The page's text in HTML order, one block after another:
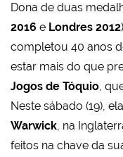
Dona de duas
2016 e Londres 2012
completou 40 anos
estar mais do que
Jogos de Tóquio,
Neste sábado (19),
Warwick, na
feitos na chave da